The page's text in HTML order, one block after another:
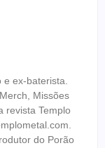
ex-baterista.
Missões
revista Templo
do Porão